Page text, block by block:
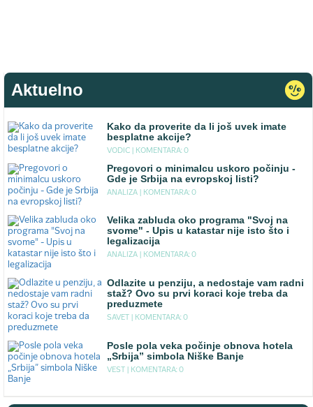
Aktuelno
Kako da proverite da li još uvek imate
besplatne akcije?
VODIC | KOMENTARA: 0
Pregovori o minimalcu uskoro počinju -
Gde je Srbija na evropskoj listi?
ANALIZA | KOMENTARA: 0
Velika zabluda oko programa "Svoj na
svome" - Upis u katastar nije isto što i
legalizacija
ANALIZA | KOMENTARA: 0
Odlazite u penziju, a nedostaje vam radni
staž? Ovo su prvi koraci koje treba da
preduzmete
SAVET | KOMENTARA: 0
Posle pola veka počinje obnova hotela
„Srbija” simbola Niške Banje
VEST | KOMENTARA: 0